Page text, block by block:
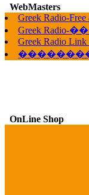
WebMasters
Greek Radio-Free
Greek
Greek Radio Link
OnLine Shop